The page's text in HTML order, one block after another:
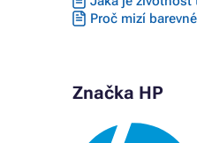
Proč mizí
Značka HP